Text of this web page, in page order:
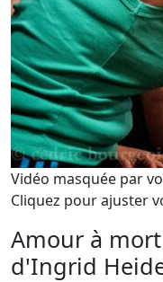
Vidéo masquée par
Cliquez pour ajuster
Amour à mort
d'Ingrid